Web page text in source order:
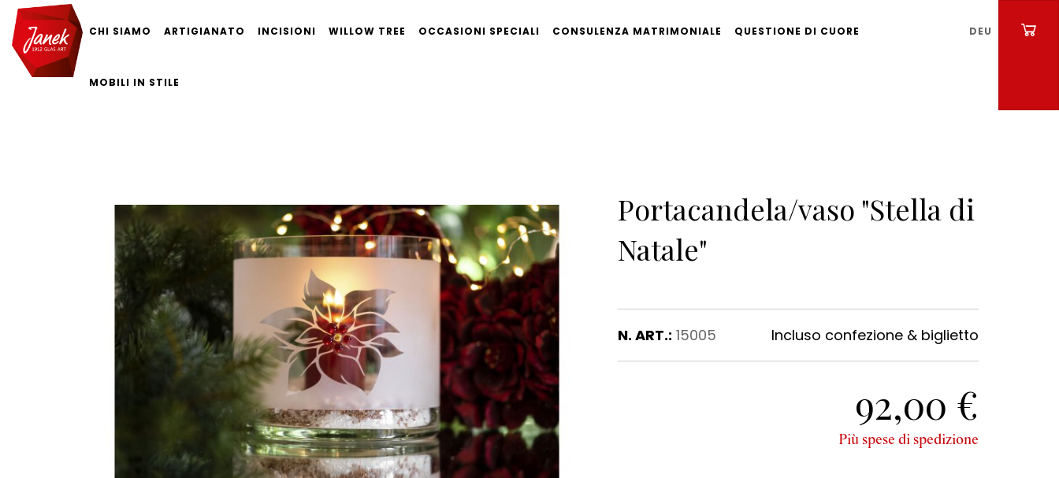
DEU
CHI SIAMO ARTIGIANATO INCISIONI WILLOW TREE OCCASIONI SPECIALI CONSULENZA MATRIMONIALE QUESTIONE DI CUORE
MOBILI IN STILE
Portacandela/vaso "Stella di
Natale"
N. ART.: 15005 Incluso confezione & biglietto
92,00 €
Più spese di spedizione